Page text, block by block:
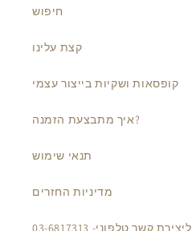
חיפוש
קצת עלינו
קופסאות ושקיות בייצור עצמי
איך מתבצעת הזמנה?
תנאי שימוש
מדיניות החזרים